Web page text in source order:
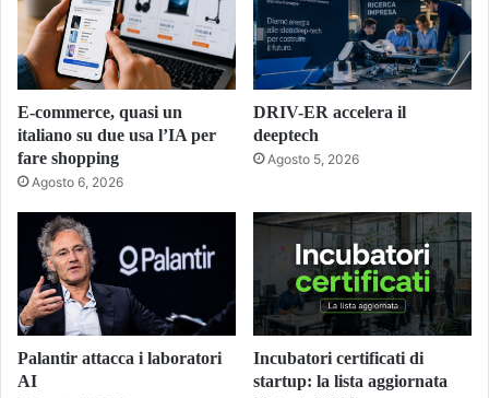
E-commerce, quasi un
italiano su due usa l’IA per
fare shopping
Agosto 6, 2026
DRIV-ER accelera il
deeptech
Agosto 5, 2026
Palantir attacca i laboratori
AI
Incubatori certificati di
startup: la lista aggiornata